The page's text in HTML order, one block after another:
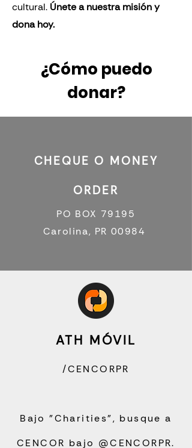
cultural. Únete a nuestra misión y
dona hoy.
¿Cómo puedo
donar?
CHEQUE O MONEY
ORDER
PO BOX 79195
Carolina, PR 00984
ATH MÓVIL
/CENCORPR
Bajo "Charities", busque a
CENCOR bajo @CENCORPR.